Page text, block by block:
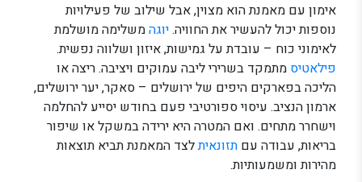
אימון עם מאמנת הוא מצוין, אבל שילוב של פעילויות
נוספות יכול להעשיר את החוויה.יוגהמשלימה מושלמת
לאימוני כוח – עובדת על גמישות, איזון ושלווה נפשית.
פילאטיס מתמקד בשרירי ליבה עמוקים ויציבה. ריצה או
הליכה בפארקים היפים של ירושלים – סאקר, יער ירושלים,
ארמון הנציב. עיסוי ספורטיבי פעם בחודש יסייע להחלמה
וישחרר מתחים. ואם המטרה היא ירידה במשקל או שיפור
בריאות, עבודה עם תזונאיתלצד המאמנת תביא תוצאות
מהירות ומשמעותיות.